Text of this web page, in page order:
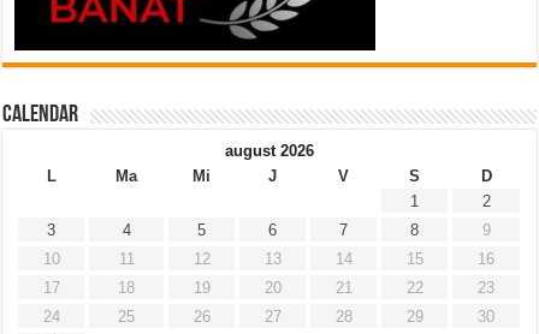
Calendar
august 2026
L
Ma Mi J V S
D
1
2
3
4 5 6 7 8
9
10
11 12 13 14 15
16
17
18 19 20 21 22
23
24
25 26 27 28 29
30